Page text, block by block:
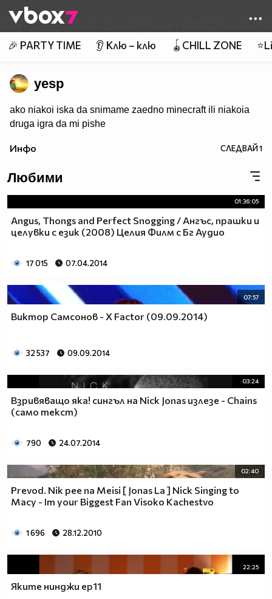
👾
🎉 PARTY TIME 👂 Клю – клю 🪀CHILL ZONE
yesp
ako niakoi iska da snimame zaedno minecraft ili niakoia
druga igra da mi pishe
Инфо СЛЕДВАЙ1
Любими
01:36:05
Angus, Thongs and Perfect Snogging / Ангъс, прашки и
целувки с език (2008) Целия Филм с Бг Аудио
17 015 07.04.2014
07:57
Виктор Самсонов - X Factor (09.09.2014)
32 537 09.09.2014
03:24
Взривяващо яка! сингъл на Nick Jonas излезе - Chains
(само текст)
790 24.07.2014
02:40
Prevod. Nik pee na Meisi [ Jonas La ] Nick Singing to
Macy - Im your Biggest Fan Visoko Kachestvo
1 696 28.12.2010
22:25
Яките нинджи ep11